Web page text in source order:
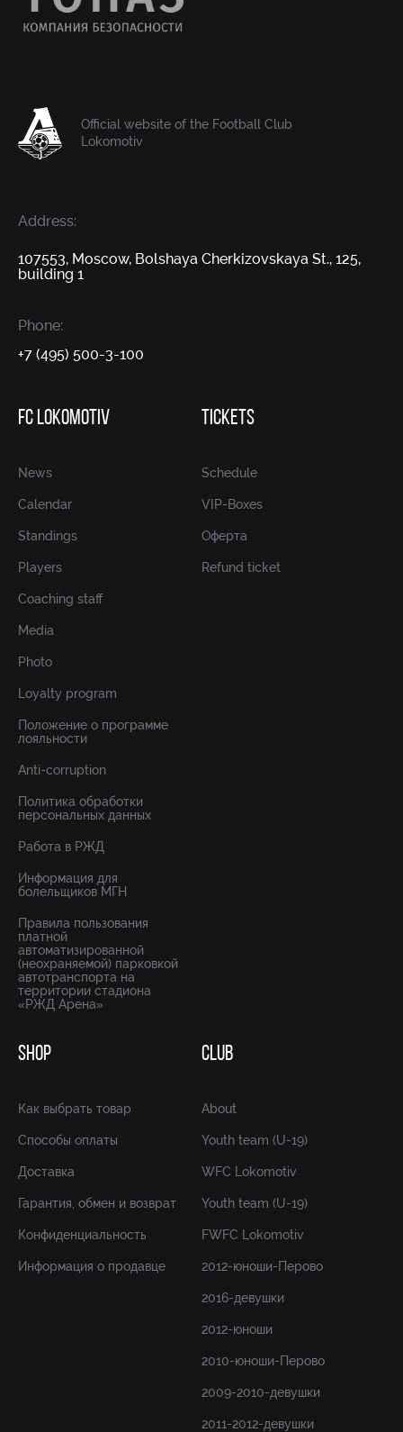
Official website of the Football Club
Lokomotiv
Address:
107553, Moscow, Bolshaya Cherkizovskaya St., 125,
building 1
Phone:
+7 (495) 500-3-100
FC LOKOMOTIV
News
Calendar
Standings
Players
Coaching staff
Media
Photo
Loyalty program
Положение о программе
лояльности
Anti-corruption
Политика обработки
персональных данных
Работа в РЖД
Информация для
болельщиков МГН
Правила пользования
платной
автоматизированной
(неохраняемой) парковкой
автотранспорта на
территории стадиона
«РЖД Арена»
TICKETS
Schedule
VIP-Boxes
Оферта
Refund ticket
SHOP
Как выбрать товар
Способы оплаты
Доставка
Гарантия, обмен и возврат
Конфиденциальность
Информация о продавце
CLUB
About
Youth team (U-19)
WFC Lokomotiv
Youth team (U-19)
FWFC Lokomotiv
2012-юноши-Перово
2016-девушки
2012-юноши
2010-юноши-Перово
2009-2010-девушки
2011-2012-девушки